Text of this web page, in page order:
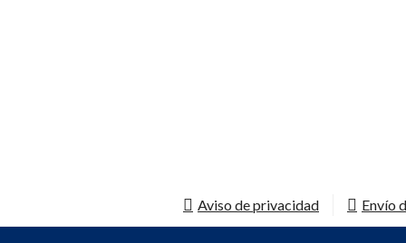
Aviso de privacidad Envío